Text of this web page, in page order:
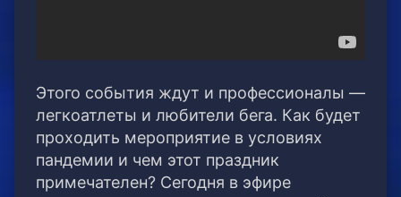
Этого события ждут и профессионалы —
легкоатлеты и любители бега. Как будет
проходить мероприятие в условиях
пандемии и чем этот праздник
примечателен? Сегодня в эфире